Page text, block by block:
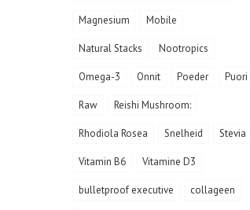
Magnesium Mobile
Natural Stacks Nootropics
Omega-3 Onnit Poeder Puori
Raw Reishi Mushroom:
Rhodiola Rosea Snelheid Stevia
Vitamin B6 Vitamine D3
bulletproof executive collageen